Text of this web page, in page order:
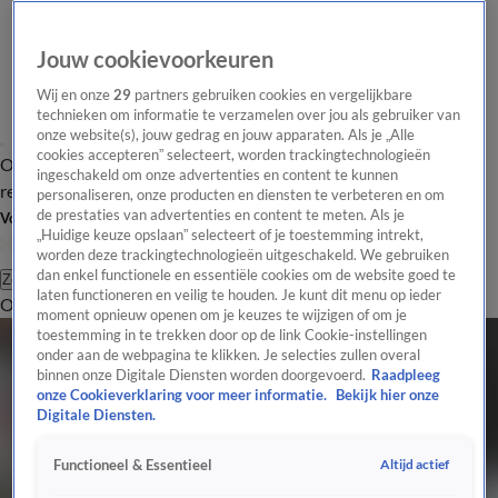
Overzicht Laatste nieuws Regionieuws Het beste van Hart
Tip de
redactie
Volg Hart van Nederland
Zoeken
OverzichtRegioUitzendingenWeerTip de redactiePanelVideo's
Jouw cookievoorkeuren
Wij en onze29 partners gebruiken cookies en vergelijkbare
technieken om informatie te verzamelen over jou als gebruiker van
onze website(s), jouw gedrag en jouw apparaten. Als je „Alle
cookies accepteren” selecteert, worden trackingtechnologieën
ingeschakeld om onze advertenties en content te kunnen
personaliseren, onze producten en diensten te verbeteren en om
de prestaties van advertenties en content te meten. Als je
„Huidige keuze opslaan” selecteert of je toestemming intrekt,
worden deze trackingtechnologieën uitgeschakeld. We gebruiken
dan enkel functionele en essentiële cookies om de website goed te
laten functioneren en veilig te houden. Je kunt dit menu op ieder
moment opnieuw openen om je keuzes te wijzigen of om je
toestemming in te trekken door op de link Cookie-instellingen
onder aan de webpagina te klikken. Je selecties zullen overal
binnen onze Digitale Diensten worden doorgevoerd. Raadpleeg
onze Cookieverklaring voor meer informatie.
Bekijk hier onze
Digitale Diensten.
Functioneel & Essentieel Altijd actief